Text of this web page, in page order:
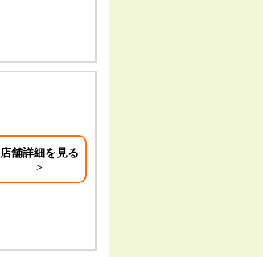
店舗詳細を見る